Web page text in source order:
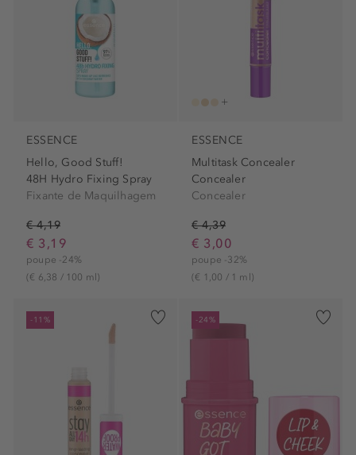
ESSENCE
Hello, Good Stuff!
48H Hydro Fixing Spray
Fixante de Maquilhagem
€ 4,19
€ 3,19
poupe -24%
(€ 6,38 / 100 ml)
ESSENCE
Multitask Concealer
Concealer
Concealer
€ 4,39
€ 3,00
poupe -32%
(€ 1,00 / 1 ml)
-11% -24%